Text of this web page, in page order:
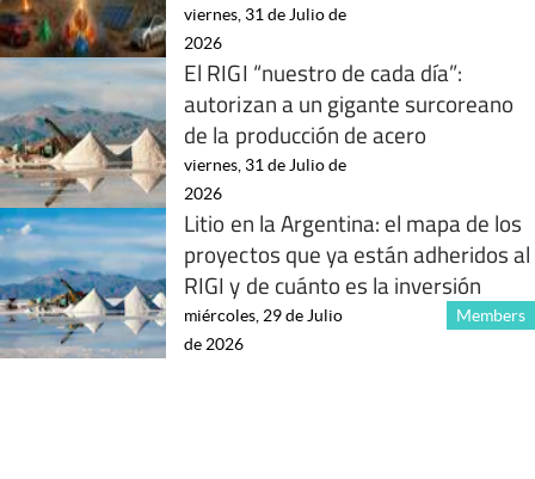
viernes, 31 de Julio de
2026
El RIGI “nuestro de cada día”:
autorizan a un gigante surcoreano
de la producción de acero
viernes, 31 de Julio de
2026
Litio en la Argentina: el mapa de los
proyectos que ya están adheridos al
RIGI y de cuánto es la inversión
Members
miércoles, 29 de Julio
de 2026